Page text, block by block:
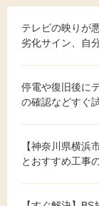
テレビの映りが
劣化サイン、自
停電や復旧後に
の確認などすぐ
【神奈川県横浜
とおすすめ工事